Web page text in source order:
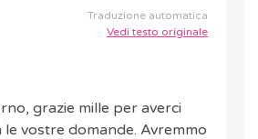
Traduzione automatica
Vedi testo originale
grazie mille per averci
vostre domande. Avremmo